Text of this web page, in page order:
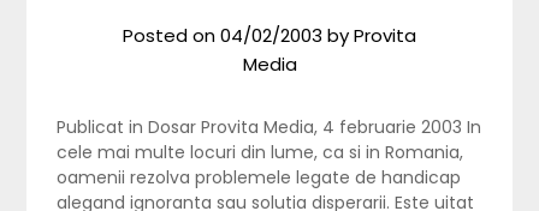
Posted on04/02/2003 byProvita
Media
Publicat in Dosar Provita Media, 4 februarie 2003 In
cele mai multe locuri din lume, ca si in Romania,
oamenii rezolva problemele legate de handicap
alegand ignoranta sau solutia disperarii. Este uitat